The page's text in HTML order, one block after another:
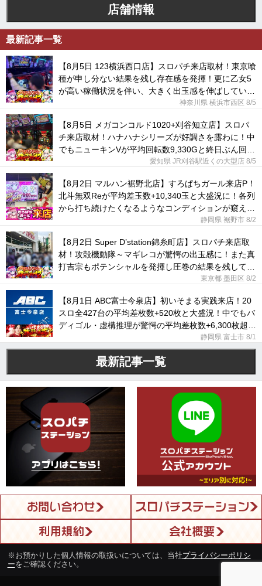
店舗情報
最新記事一覧
【8月5日 123横浜西口店】スロパチ来店取材！東京喰
種が申し分ない結果を残し存在感を発揮！更に乙女5
が高い稼働状況を伴い、大きく出玉感を伸ばしてい
神奈川県 横浜市西区 8/5
【8月5日 メガコンコルド1020+刈谷知立店】スロパ
チ来店取材！ハナハナシリーズが好調さを露わに！中
でもニューキンVが平均回転数9,330Gと終日ぶん回さ
愛知県 JR刈谷駅近くの大型店 8/5
【8月2日 マルハン裾野北店】すろぱちガール来店P！
北斗無双Reが平均差玉数+10,340玉と大盛況に！各列
から打ち続けたくなるようなコンディションが窺え
静岡県 裾野市 8/2
【8月2日 Super D’station錦糸町店】スロパチ来店取
材！攻殻機動隊～マギレコが驚愕の出玉感に！また真
打吉宗もポテンシャルを発揮し圧巻の結果を残してい
東京都 墨田区 8/2
【8月1日 ABC富士今泉店】初いそまる実践来店！20
スロ全427台の平均差枚数+520枚と大盛況！中でもバ
ディゴル・虚構推理が驚愕の平均差枚数+6,300枚超え
静岡県 富士市 8/1
最新記事一覧
※お預かりした個人情報の取扱いについては、当社プライバシーポリシ
ーをご確認ください。